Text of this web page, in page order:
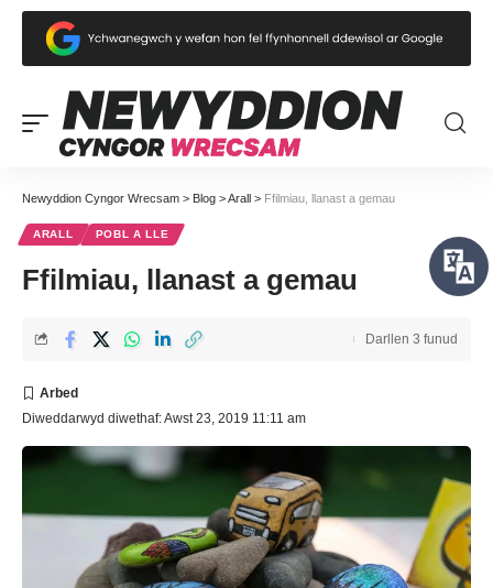
Newyddion Cyngor Wrecsam > Blog >Arall > Ffilmiau, llanast a gemau
ARALL POBL A LLE
Ffilmiau, llanast a gemau
Diweddarwyd diwethaf: Awst 23, 2019 11:11 am
Darllen 3 funud